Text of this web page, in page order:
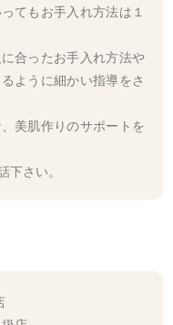
てもお手入れ方法は１
合ったお手入れ方法や
ように細かい指導をさ
美肌作りのサポートを
さい。